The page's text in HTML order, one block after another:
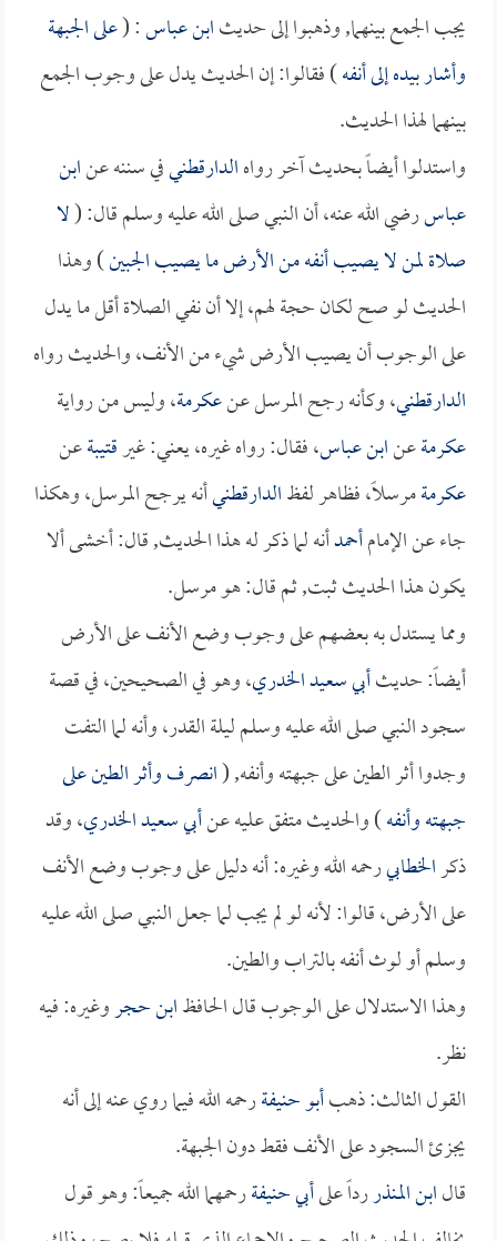
يجب الجمع بينهما, وذهبوا إلى حديثابن عباس: (على الجبهة
وأشار بيده إلى أنفه) فقالوا: إن الحديث يدل على وجوب الجمع
بينهما لهذا الحديث.
واستدلوا أيضاً بحديث آخر رواهالدارقطنيفي سننه عنابن
عباسرضي الله عنه، أن النبي صلى الله عليه وسلم قال: (لا
صلاة لمن لا يصيب أنفه من الأرض ما يصيب الجبين) وهذا
الحديث لو صح لكان حجة لهم، إلا أن نفي الصلاة أقل ما يدل
على الوجوب أن يصيب الأرض شيء من الأنف، والحديث رواه
الدارقطني، وكأنه رجح المرسل عنعكرمة، وليس من رواية
عكرمةعنابن عباس، فقال: رواه غيره، يعني: غيرقتيبةعن
عكرمةمرسلاً، فظاهر لفظالدارقطنيأنه يرجح المرسل، وهكذا
جاء عن الإمامأحمدأنه لما ذكر له هذا الحديث, قال: أخشى ألا
يكون هذا الحديث ثبت, ثم قال: هو مرسل.
ومما يستدل به بعضهم على وجوب وضع الأنف على الأرض
أيضاً: حديثأبي سعيد الخدري، وهو في الصحيحين، في قصة
سجود النبي صلى الله عليه وسلم ليلة القدر، وأنه لما التفت
وجدوا أثر الطين على جبهته وأنفه, (انصرف وأثر الطين على
جبهته وأنفه) والحديث متفق عليه عنأبي سعيد الخدري، وقد
ذكرالخطابيرحمه الله وغيره: أنه دليل على وجوب وضع الأنف
على الأرض، قالوا: لأنه لو لم يجب لما جعل النبي صلى الله عليه
وسلم أو لوث أنفه بالتراب والطين.
وهذا الاستدلال على الوجوب قال الحافظابن حجروغيره: فيه
نظر.
القول الثالث: ذهبأبو حنيفةرحمه الله فيما روي عنه إلى أنه
يجزئ السجود على الأنف فقط دون الجبهة.
قالابن المنذررداً علىأبي حنيفةرحمهما الله جميعاً: وهو قول